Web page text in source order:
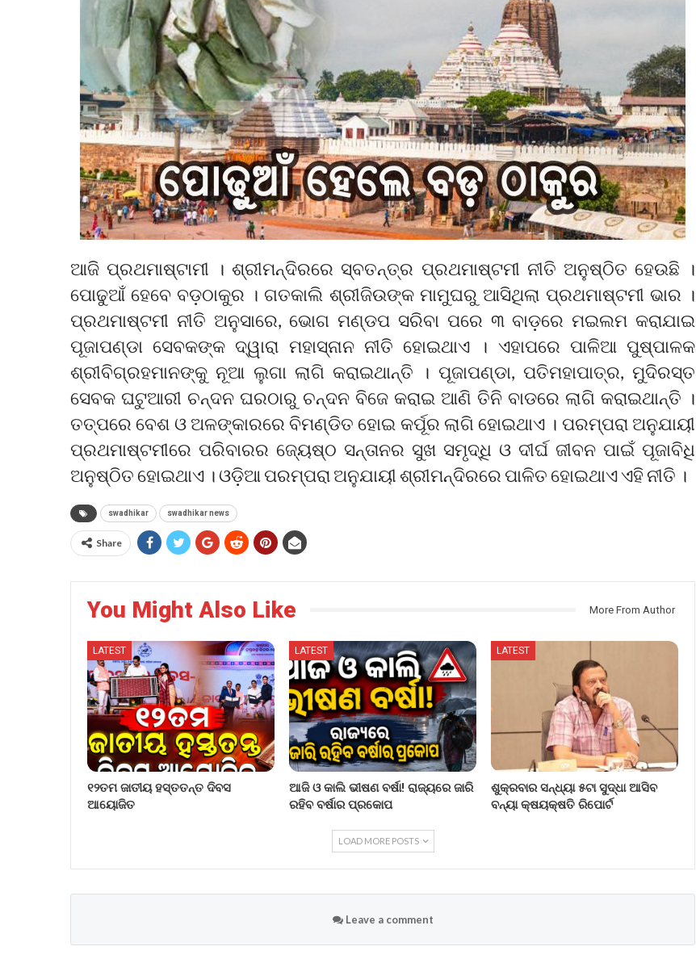
ଆଜି ପ୍ରଥମାଷ୍ଟାମୀ । ଶ୍ରୀମନ୍ଦିରରେ ସ୍ବତନ୍ତ୍ର ପ୍ରଥମାଷ୍ଟମୀ ନୀତି ଅନୁଷ୍ଠିତ ହେଉଛି ।
ପୋଢୁଆଁ ହେବେ ବଡ଼ଠାକୁର । ଗତକାଲି ଶ୍ରୀଜିଉଙ୍କ ମାମୁଘରୁ ଆସିଥିଲା ପ୍ରଥମାଷ୍ଟମୀ ଭାର ।
ପ୍ରଥମାଷ୍ଟମୀ ନୀତି ଅନୁସାରେ, ଭୋଗ ମଣ୍ଡପ ସରିବା ପରେ ୩ ବାଡ଼ରେ ମଇଲମ କରାଯାଇ
ପୂଜାପଣ୍ଡା ସେବକଙ୍କ ଦ୍ୱାରା ମହାସ୍ନାନ ନୀତି ହୋଇଥାଏ । ଏହାପରେ ପାଳିଆ ପୁଷ୍ପାଳକ
ଶ୍ରୀବିଗ୍ରହମାନଙ୍କୁ ନୂଆ ଲୁଗା ଲାଗି କରାଇଥାନ୍ତି । ପୂଜାପଣ୍ଡା, ପତିମହାପାତ୍ର, ମୁଦିରସ୍ତ
ସେବକ ଘଟୁଆରୀ ଚନ୍ଦନ ଘରଠାରୁ ଚନ୍ଦନ ବିଜେ କରାଇ ଆଣି ତିନି ବାଡରେ ଲାଗି କରାଇଥାନ୍ତି ।
ତତ୍ପରେ ବେଶ ଓ ଅଳଙ୍କାରରେ ବିମଣ୍ଡିତ ହୋଇ କର୍ପୂର ଲାଗି ହୋଇଥାଏ । ପରମ୍ପରା ଅନୁଯାୟୀ
ପ୍ରଥମାଷ୍ଟମୀରେ ପରିବାରର ଜ୍ୟେଷ୍ଠ ସନ୍ତାନର ସୁଖ ସମୃଦ୍ଧି ଓ ଦୀର୍ଘ ଜୀବନ ପାଇଁ ପୂଜାବିଧି
ଅନୁଷ୍ଠିତ ହୋଇଥାଏ । ଓଡ଼ିଆ ପରମ୍ପରା ଅନୁଯାୟୀ ଶ୍ରୀମନ୍ଦିରରେ ପାଳିତ ହୋଇଥାଏ ଏହି ନୀତି ।
swadhikar swadhikar news
Share
You Might Also Like More From Author
LATEST
୧୨ତମ ଜାତୀୟ ହସ୍ତତନ୍ତ ଦିବସ
ଆୟୋଜିତ
LATEST
ଆଜି ଓ କାଲି ଭୀଷଣ ବର୍ଷା! ରାଜ୍ୟରେ ଜାରି
ରହିବ ବର୍ଷାର ପ୍ରକୋପ
LATEST
ଶୁକ୍ରବାର ସନ୍ଧ୍ୟା ୫ଟା ସୁଦ୍ଧା ଆସିବ
ବନ୍ୟା କ୍ଷୟକ୍ଷତି ରିପୋର୍ଟ
LOAD MORE POSTS
Leave a comment